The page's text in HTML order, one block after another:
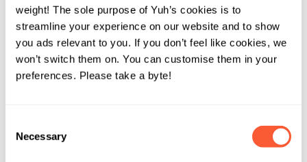
weight! The sole purpose of Yuh’s cookies is to
streamline your experience on our website and to show
you ads relevant to you. If you don’t feel like cookies, we
won’t switch them on. You can customise them in your
preferences. Please take a byte!
Selection
Necessary
SWIFT-Codes verstehen
Ein SWIFT-Code, der auch als Bank Identifier Code (BIC)
bezeichnet wird, ist ein eindeutiger acht- oder
elfstelliger Code, der eine bestimmte Bank identifiziert.
Der Code besteht aus:
Ländercode (2 Buchstaben): Gibt das Land an